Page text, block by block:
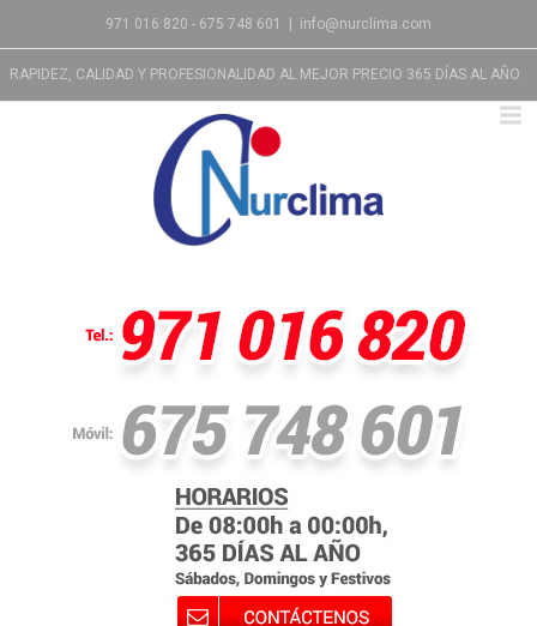
971 016 820 - 675 748 601 info@nurclima.com
RAPIDEZ, CALIDAD Y PROFESIONALIDAD AL MEJOR PRECIO 365 DÍAS AL AÑO